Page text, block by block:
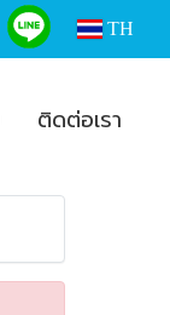
TH
ติดต่อเรา